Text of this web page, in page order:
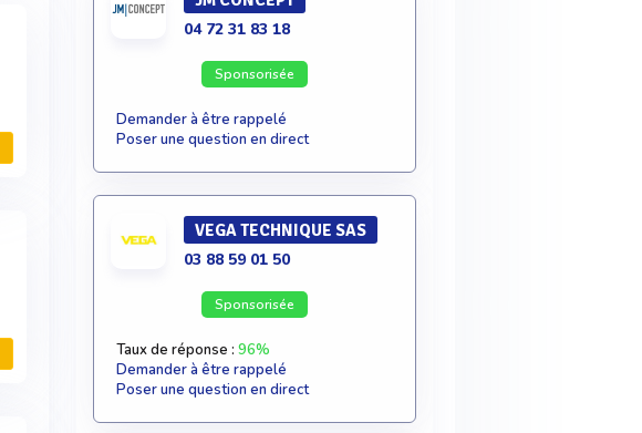
04 72 31 83 18
Sponsorisée
Demander à être rappelé
Poser une question en direct
VEGA TECHNIQUE SAS
03 88 59 01 50
Sponsorisée
Taux de réponse : 96%
Demander à être rappelé
Poser une question en direct